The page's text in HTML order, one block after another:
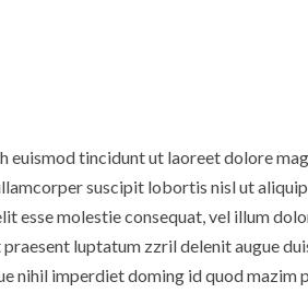
euismod tincidunt ut laoreet dolore
suscipit lobortis nisl ut
esse molestie consequat, vel illum
luptatum zzril delenit augue
nihil imperdiet doming id quod mazim